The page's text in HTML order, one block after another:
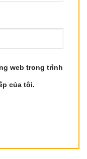
web trong trình
của tôi.